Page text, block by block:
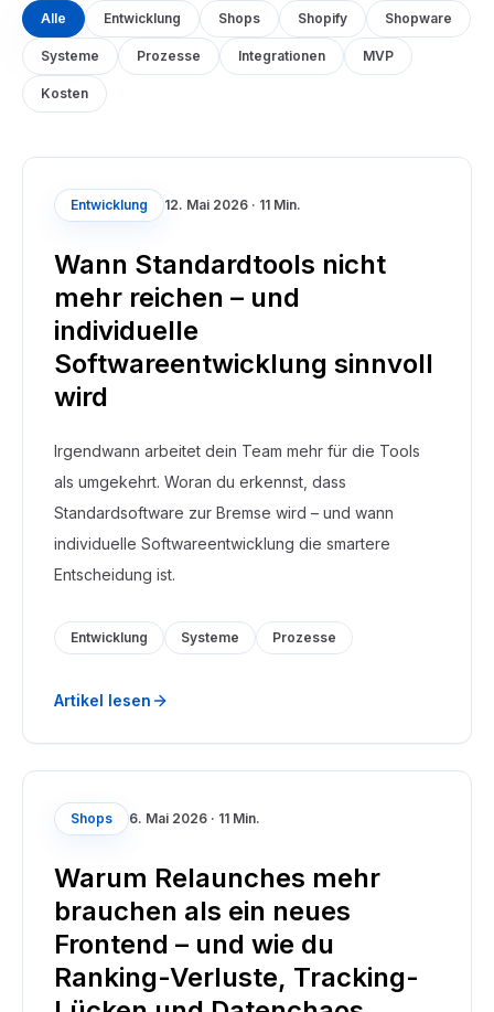
Alle Entwicklung Shops Shopify Shopware
Systeme Prozesse Integrationen MVP
Kosten
Entwicklung 12. Mai 2026 · 11 Min.
Wann Standardtools nicht
mehr reichen – und
individuelle
Softwareentwicklung sinnvoll
wird
Irgendwann arbeitet dein Team mehr für die Tools
als umgekehrt. Woran du erkennst, dass
Standardsoftware zur Bremse wird – und wann
individuelle Softwareentwicklung die smartere
Entscheidung ist.
Entwicklung Systeme Prozesse
Artikel lesen
Shops 6. Mai 2026 · 11 Min.
Warum Relaunches mehr
brauchen als ein neues
Frontend – und wie du
Ranking-Verluste, Tracking-